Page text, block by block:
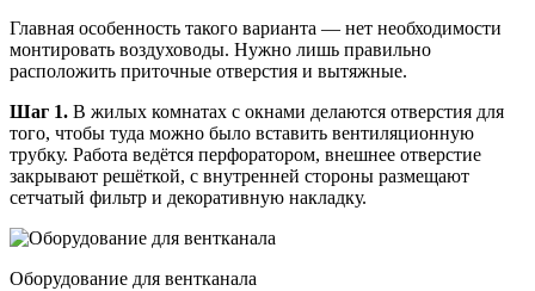
Главная особенность такого варианта — нет необходимости
монтировать воздуховоды. Нужно лишь правильно
расположить приточные отверстия и вытяжные.
Шаг 1. В жилых комнатах с окнами делаются отверстия для
того, чтобы туда можно было вставить вентиляционную
трубку. Работа ведётся перфоратором, внешнее отверстие
закрывают решёткой, с внутренней стороны размещают
сетчатый фильтр и декоративную накладку.
Оборудование для вентканала